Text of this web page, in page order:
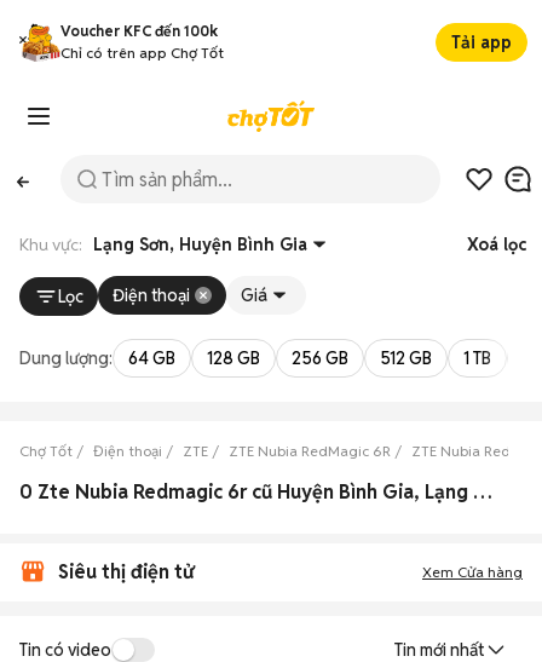
Voucher KFC đến 100k
Chỉ có trên app Chợ Tốt
Tải app
Khu vực: Lạng Sơn, Huyện Bình Gia Xoá lọc
Lọc Điện thoại Giá
Dung lượng: 64 GB 128 GB 256 GB 512 GB 1 TB
Chợ Tốt Điện thoại ZTE ZTE Nubia RedMagic 6R ZTE Nubia
0 Zte Nubia Redmagic 6r cũ Huyện Bình Gia, Lạng Sơn đẹp
Siêu thị điện tử Xem Cửa hàng
Tin có video Tin mới nhất